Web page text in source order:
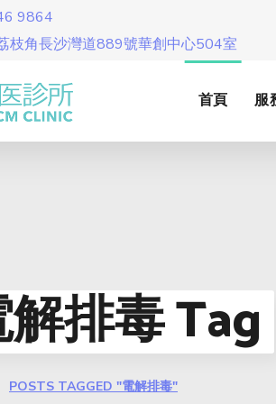
9864
枝角長沙灣道889號華創中心504室
首頁 服
排毒 Tag
POSTS TAGGED "電解排毒"